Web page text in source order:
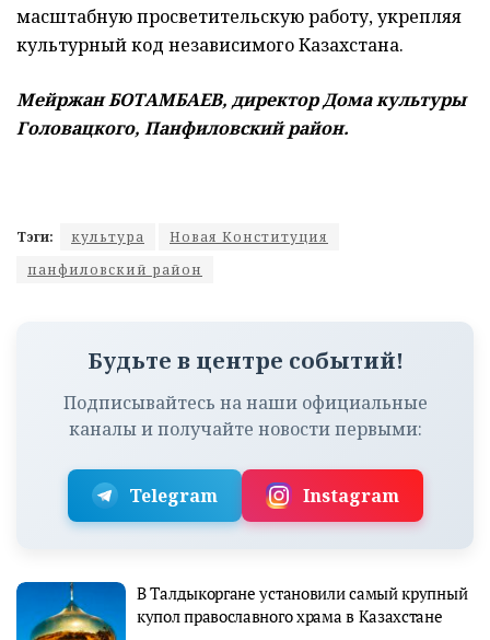
масштабную просветительскую работу, укрепляя
культурный код независимого Казахстана.
Мейржан БОТАМБАЕВ, директор Дома культуры
Головацкого, Панфиловский район.
Тэги: культура
Новая Конституция
панфиловский район
Будьте в центре событий!
Подписывайтесь на наши официальные
каналы и получайте новости первыми:
Telegram Instagram
В Талдыкоргане установили самый крупный
купол православного храма в Казахстане